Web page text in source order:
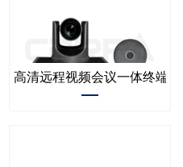
高清远程视频会议一体终端